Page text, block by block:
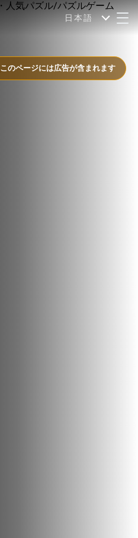
日本語
このページには広告が含まれます